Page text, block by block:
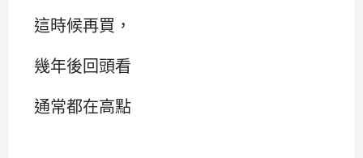
這時候再買，
幾年後回頭看
通常都在高點